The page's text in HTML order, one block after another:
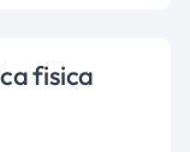
fisica